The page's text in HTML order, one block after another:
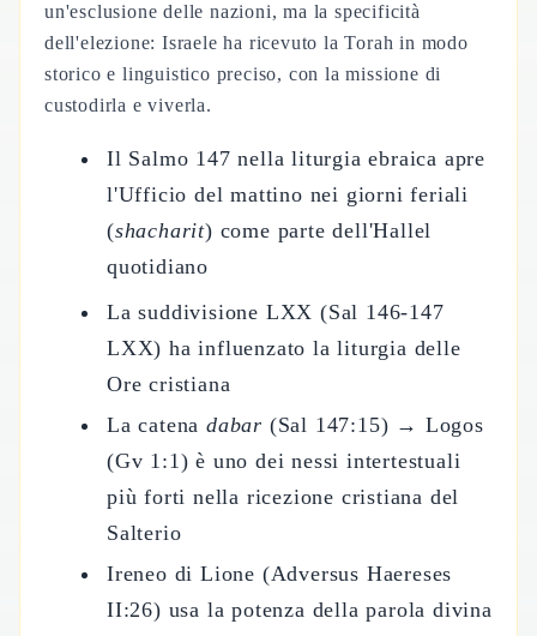
un'esclusione delle nazioni, ma la specificità
dell'elezione: Israele ha ricevuto la Torah in modo
storico e linguistico preciso, con la missione di
custodirla e viverla.
Il Salmo 147 nella liturgia ebraica apre
l'Ufficio del mattino nei giorni feriali
(shacharit) come parte dell'Hallel
quotidiano
La suddivisione LXX (Sal 146-147
LXX) ha influenzato la liturgia delle
Ore cristiana
La catena dabar (Sal 147:15) → Logos
(Gv 1:1) è uno dei nessi intertestuali
più forti nella ricezione cristiana del
Salterio
Ireneo di Lione (Adversus Haereses
II:26) usa la potenza della parola divina